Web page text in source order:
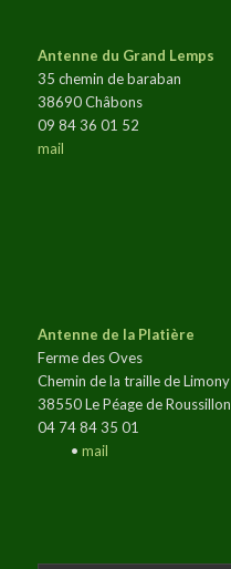
Antenne du Grand Lemps
35 chemin de baraban
38690 Châbons
09 84 36 01 52
mail
Antenne de la Platière
Ferme des Oves
Chemin de la traille de Limony
38550 Le Péage de Roussillon
04 74 84 35 01
• mail